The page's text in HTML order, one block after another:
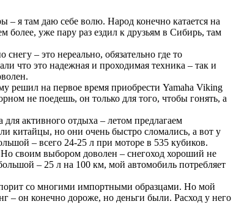
– я там даю себе волю. Народ конечно катается на
более, уже пару раз ездил к друзьям в Сибирь, там
– это нереально, обязательно где то
что это надежная и проходимая техника – так и
решил на первое время приобрести Yamaha Viking
не поедешь, он только для того, чтобы гонять, а
активного отдыха – летом предлагаем
китайцы, но они очень быстро сломались, а вот у
– всего 24-25 л при моторе в 535 кубиков.
своим выбором доволен – снегоход хороший не
– 25 л на 100 км, мой автомобиль потребляет
со многими импортными образцами. Но мой
– он конечно дороже, но деньги были. Расход у него